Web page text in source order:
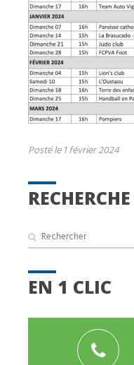
RECHERCHE
EN 1 CLIC
Posté le 1 février 2024